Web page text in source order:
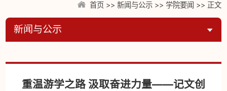
首页>> 新闻与公示>> 学院要闻 >> 正文
新闻与公示
重温游学之路 汲取奋进力量——记文创